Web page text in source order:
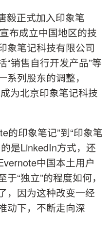
毅正式加入印象笔
布成立中国地区的技
象笔记科技有限公司
“销售自行开发产品”等
列股东的调整，
为北京印象笔记科技
的印象笔记”到“印象笔
是LinkedIn方式，还
中国本土用户
“独立”的程度如何，
，因为这种改变一经
动下，不断走向深